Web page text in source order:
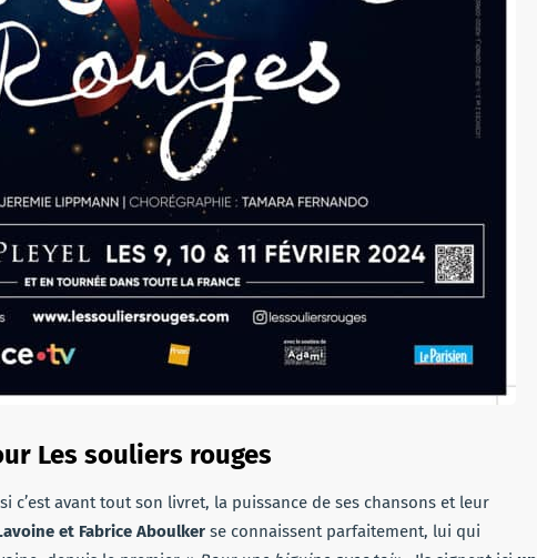
Les souliers rouges
c’est avant tout son livret, la puissance de ses chansons et leur
et Fabrice Aboulker se connaissent parfaitement, lui qui